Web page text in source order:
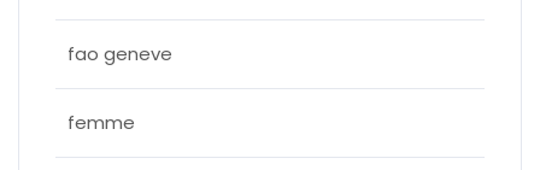
fao geneve
femme